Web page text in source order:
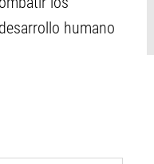
humano